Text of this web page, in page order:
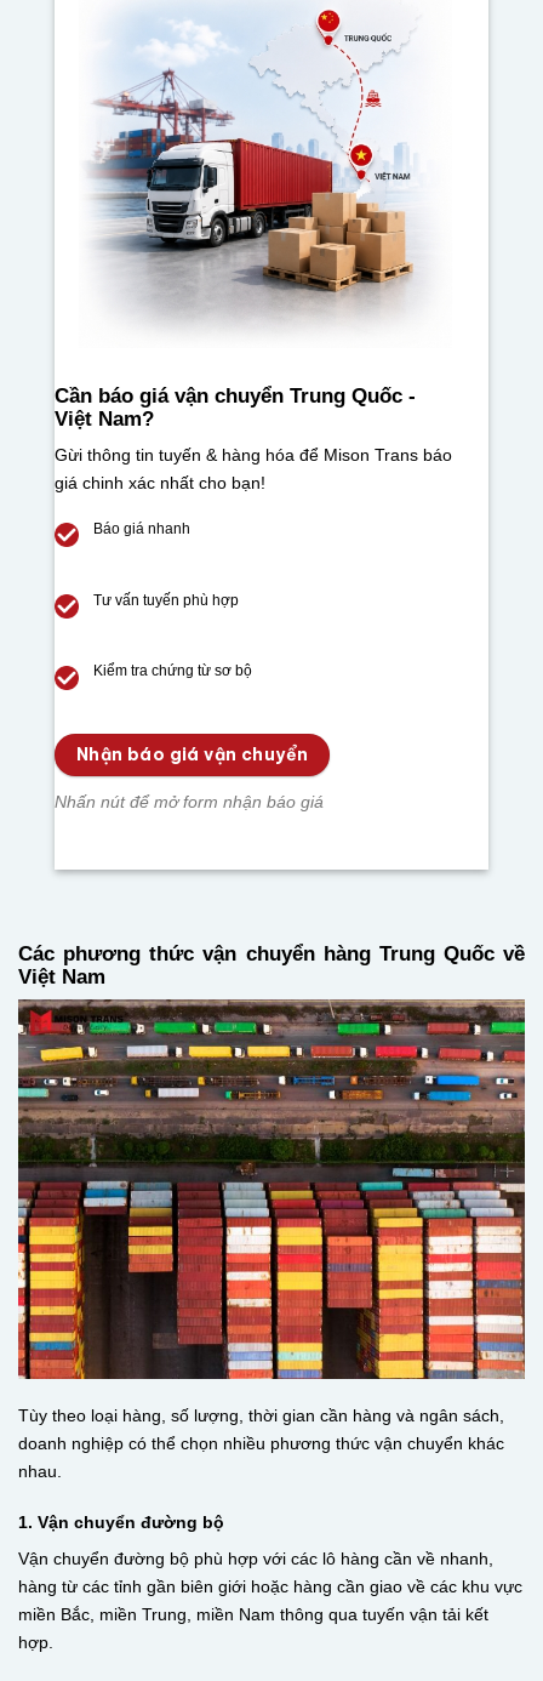
Cần báo giá vận chuyển Trung Quốc -
Việt Nam?
Gừi thông tin tuyến & hàng hóa để Mison Trans báo
giá chinh xác nhất cho bạn!
Báo giá nhanh
Tư vấn tuyến phù hợp
Kiểm tra chứng từ sơ bộ
Nhận báo giá vận chuyển
Nhấn nút để mở form nhận báo giá
Các phương thức vận chuyển hàng Trung Quốc về
Việt Nam
Tùy theo loại hàng, số lượng, thời gian cần hàng và ngân sách,
doanh nghiệp có thể chọn nhiều phương thức vận chuyển khác
nhau.
1. Vận chuyển đường bộ
Vận chuyển đường bộ phù hợp với các lô hàng cần về nhanh,
hàng từ các tỉnh gần biên giới hoặc hàng cần giao về các khu vực
miền Bắc, miền Trung, miền Nam thông qua tuyến vận tải kết
hợp.